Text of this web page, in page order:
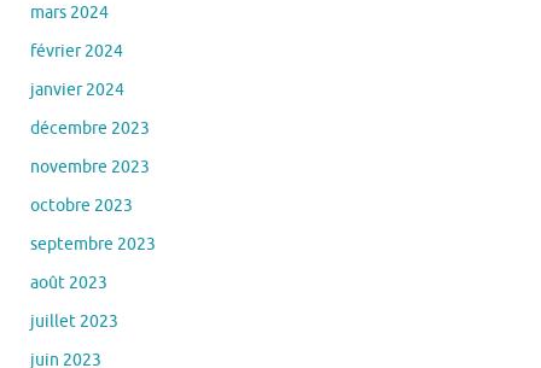
mars 2024
février 2024
janvier 2024
décembre 2023
novembre 2023
octobre 2023
septembre 2023
août 2023
juillet 2023
juin 2023